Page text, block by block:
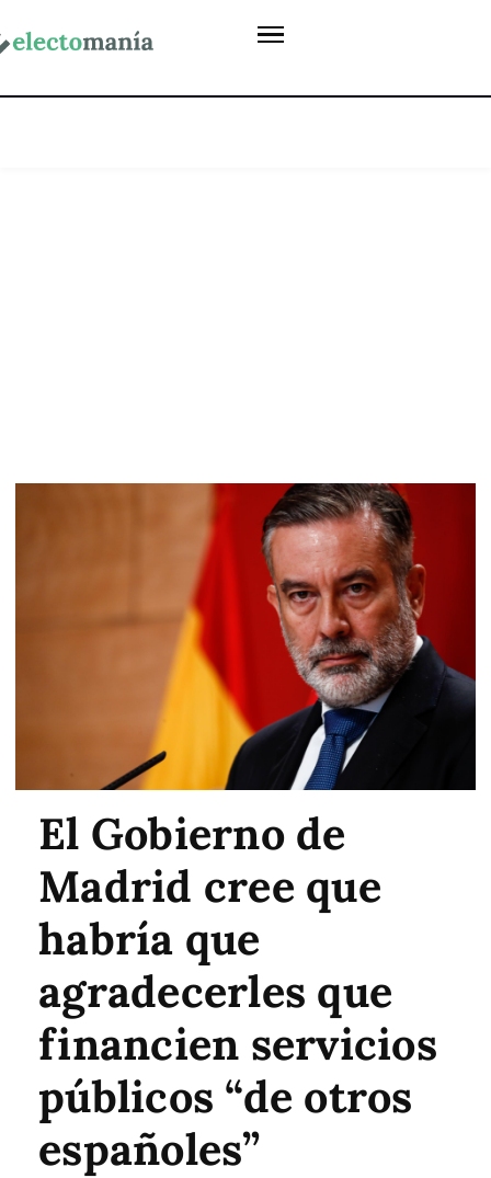
El Gobierno de
Madrid cree que
habría que
agradecerles que
financien servicios
públicos “de otros
españoles”